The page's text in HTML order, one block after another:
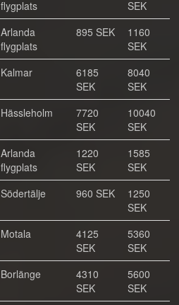
flygplats
SEK
Arlanda
flygplats
895 SEK
1160
SEK
Kalmar
6185
SEK
8040
SEK
Hässleholm
7720
SEK
10040
SEK
Arlanda
flygplats
1220
SEK
1585
SEK
Södertälje 960 SEK
1250
SEK
Motala
4125
SEK
5360
SEK
Borlänge
4310
SEK
5600
SEK